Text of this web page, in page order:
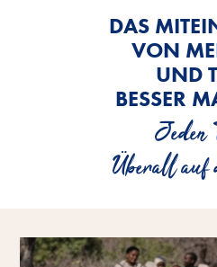
DAS
VON
UND
BESSER
Jeden
Überall auf
Mehr